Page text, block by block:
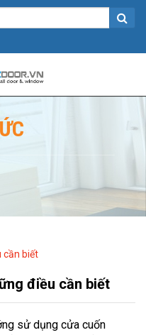
cần biết
điều cần biết
sử dụng cửa cuốn